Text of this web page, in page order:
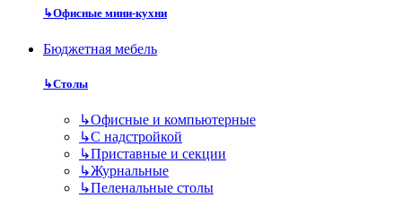
↳Офисные мини-кухни
Бюджетная мебель
↳Столы
↳Офисные и компьютерные
↳С надстройкой
↳Приставные и секции
↳Журнальные
↳Пеленальные столы